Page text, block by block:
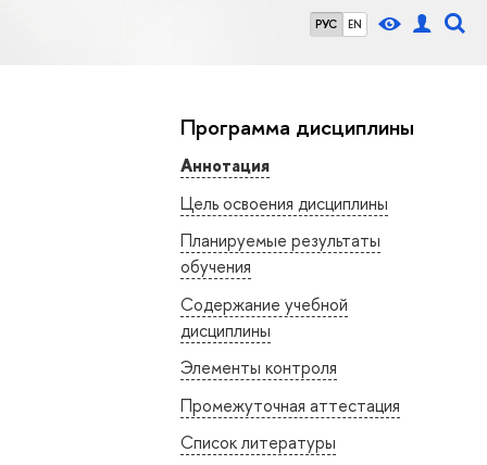
РУС EN
Программа дисциплины
Аннотация
Цель освоения дисциплины
Планируемые результаты
обучения
Содержание учебной
дисциплины
Элементы контроля
Промежуточная аттестация
Список литературы